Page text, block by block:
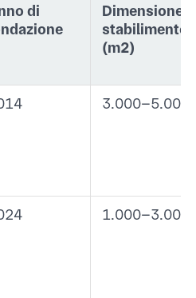
di
Dimensione
stabilimento
(m²)
3.000–5.000
1.000–3.000